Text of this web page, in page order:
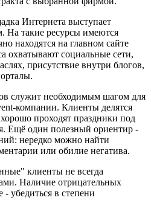
Интернета выступает
На такие ресурсы имеются
находятся на главном сайте
охватывают социальные сети,
присутствие внутри блогов,
служит необходимым шагом для
компании. Клиенты делятся
проходят праздники под
Ещё один полезный ориентир -
нередко можно найти
или обилие негатива.
клиенты не всегда
Наличие отрицательных
- убедиться в степени